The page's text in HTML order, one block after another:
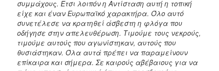
συμμάχους. Έτσι λοιπόν η Αντίσταση αυτή η τοπική
είχε και έναν Ευρωπαϊκό χαρακτήρα. Όλο αυτό
συνετέλεσε να κρατηθεί άσβεστη η φλόγα που
οδήγησε στην απελευθέρωση. Τιμούμε τους νεκρούς,
τιμούμε αυτούς που αγωνίστηκαν, αυτούς που
θυσιάστηκαν. Όλα αυτά πρέπει να παραμείνουν
επίκαιρα και σήμερα. Σε καιρούς αβέβαιους για να